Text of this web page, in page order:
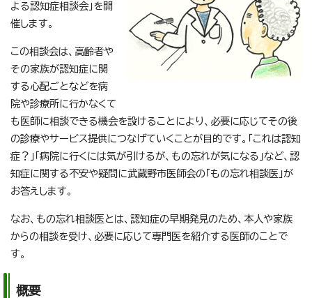
よる認知症相談会」を開
催します。
この相談会は、高齢者や
その家族が認知症に関
する心配ごとなどを病
院や診療所に行かなくて
も医師に相談できる機会を設けることにより、必要に応じてその後
の診療やサービス提供につなげていくことが目的です。「これは認知
症？」「病院に行くには気が引けるが、もの忘れが気になる」など、認
知症に関する不安や疑問に武蔵野市医師会の「もの忘れ相談医」が
お答えします。
なお、もの忘れ相談医とは、認知症の早期発見のため、本人や家族
からの相談を受け、必要に応じて専門医を紹介する医師のことで
す。
概要